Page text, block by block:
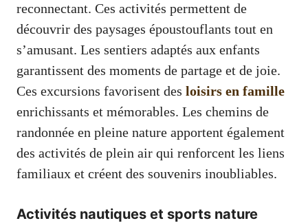
reconnectant. Ces activités permettent de
découvrir des paysages époustouflants tout en
s’amusant. Les sentiers adaptés aux enfants
garantissent des moments de partage et de joie.
Ces excursions favorisent des loisirs en famille
enrichissants et mémorables. Les chemins de
randonnée en pleine nature apportent également
des activités de plein air qui renforcent les liens
familiaux et créent des souvenirs inoubliables.
Activités nautiques et sports nature